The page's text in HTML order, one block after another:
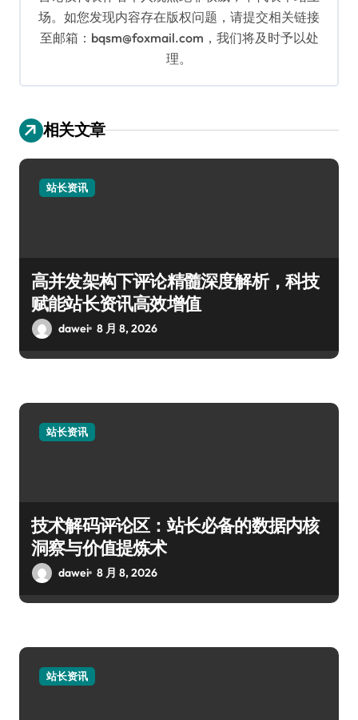
场。如您发现内容存在版权问题，请提交相关链接
至邮箱：bqsm@foxmail.com，我们将及时予以处
理。
相关文章
站长资讯
高并发架构下评论精髓深度解析，科技
赋能站长资讯高效增值
dawei 8 月 8, 2026
站长资讯
技术解码评论区：站长必备的数据内核
洞察与价值提炼术
dawei 8 月 8, 2026
站长资讯